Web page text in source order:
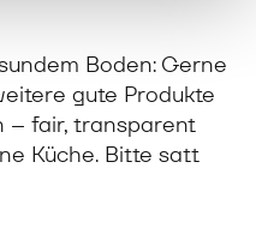
Boden: Gerne
gute Produkte
– fair, transparent
Küche. Bitte satt